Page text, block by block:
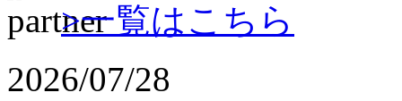
>一覧はこちら
2026/07/28